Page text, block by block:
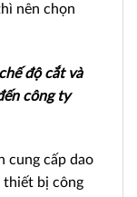
nên chọn
độ cắt và
công ty
cung cấp dao
thiết bị công